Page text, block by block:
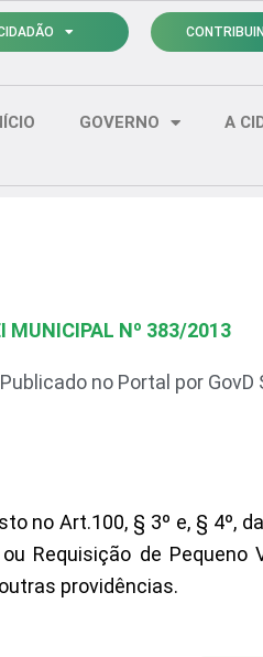
GOVERNO A
MUNICIPAL Nº 383/2013
Publicado no Portal por GovD
no Art.100, § 3º e, § 4º,
Requisição de
providências.